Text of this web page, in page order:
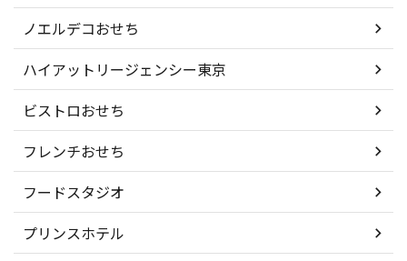
ノエルデコおせち
ハイアットリージェンシー東京
ビストロおせち
フレンチおせち
フードスタジオ
プリンスホテル